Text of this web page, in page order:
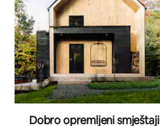
Dobro opremljeni smještaji